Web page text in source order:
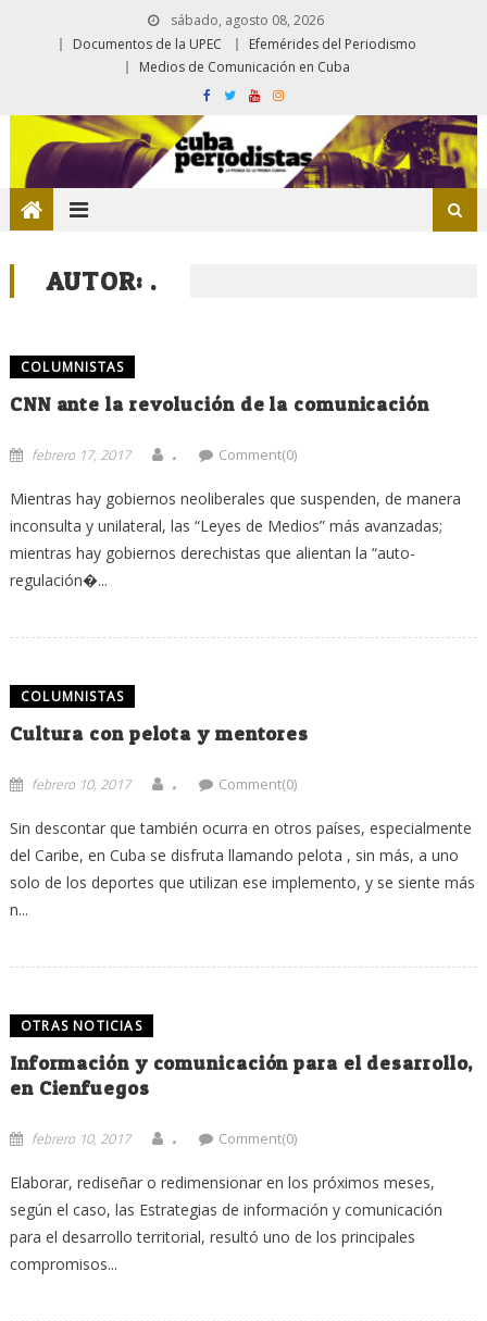
sábado, agosto 08, 2026
Documentos de la UPEC
Efemérides del Periodismo
Medios de Comunicación en Cuba
AUTOR: .
COLUMNISTAS
CNN ante la revolución de la comunicación
febrero 17, 2017 . Comment(0)
Mientras hay gobiernos neoliberales que suspenden, de manera
inconsulta y unilateral, las “Leyes de Medios” más avanzadas;
mientras hay gobiernos derechistas que alientan la “auto-
regulación�...
COLUMNISTAS
Cultura con pelota y mentores
febrero 10, 2017 . Comment(0)
Sin descontar que también ocurra en otros países, especialmente
del Caribe, en Cuba se disfruta llamando pelota , sin más, a uno
solo de los deportes que utilizan ese implemento, y se siente más
n...
OTRAS NOTICIAS
Información y comunicación para el desarrollo,
en Cienfuegos
febrero 10, 2017 . Comment(0)
Elaborar, rediseñar o redimensionar en los próximos meses,
según el caso, las Estrategias de información y comunicación
para el desarrollo territorial, resultó uno de los principales
compromisos...